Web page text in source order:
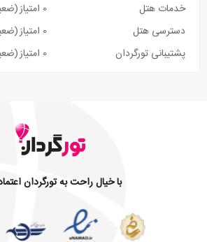
خدمات هتل
0 امتیاز
دسترسی هتل
0 امتیاز
پشتیبانی تورگردان
0 امتیاز
با خیال راحت به تورگردان